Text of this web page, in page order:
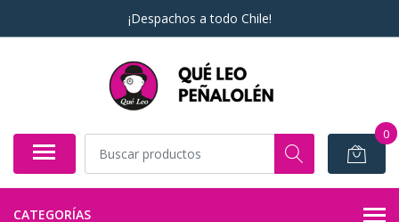
¡Despachos a todo Chile!
0
CATEGORÍAS